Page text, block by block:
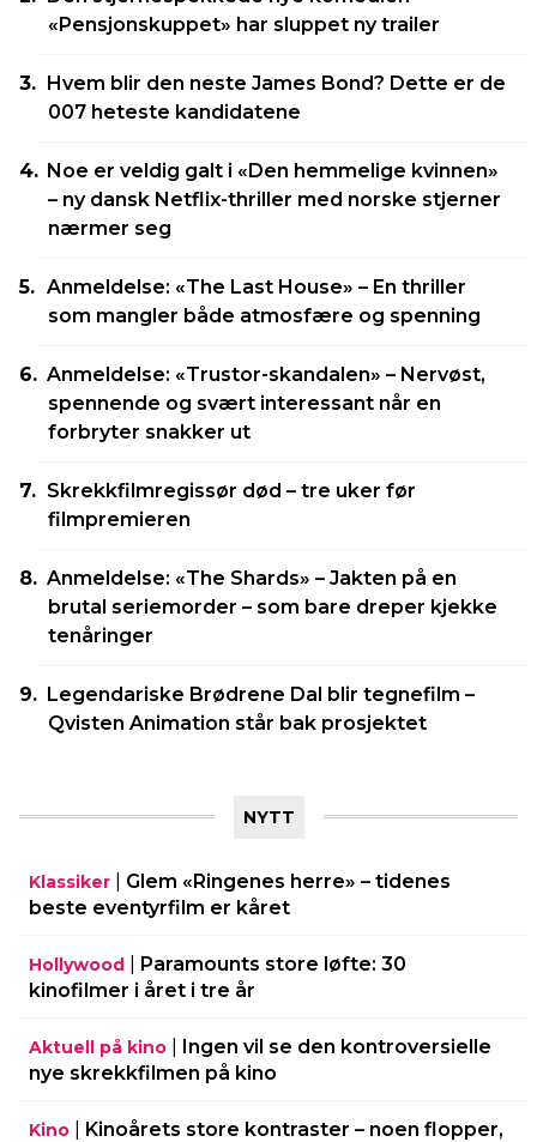
«Pensjonskuppet» har sluppet ny trailer
Hvem blir den neste James Bond? Dette er de
007 heteste kandidatene
Noe er veldig galt i «Den hemmelige kvinnen»
– ny dansk Netflix-thriller med norske stjerner
nærmer seg
Anmeldelse: «The Last House» – En thriller
som mangler både atmosfære og spenning
Anmeldelse: «Trustor-skandalen» – Nervøst,
spennende og svært interessant når en
forbryter snakker ut
Skrekkfilmregissør død – tre uker før
filmpremieren
Anmeldelse: «The Shards» – Jakten på en
brutal seriemorder – som bare dreper kjekke
tenåringer
Legendariske Brødrene Dal blir tegnefilm –
Qvisten Animation står bak prosjektet
NYTT
Klassiker
Glem «Ringenes herre» – tidenes
beste eventyrfilm er kåret
Hollywood
Paramounts store løfte: 30
kinofilmer i året i tre år
Aktuell på kino
Ingen vil se den kontroversielle
nye skrekkfilmen på kino
Kino
Kinoårets store kontraster – noen flopper,